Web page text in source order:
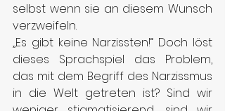
selbst wenn sie an diesem Wunsch
verzweifeln.
„Es gibt keine Narzissten!“ Doch löst
dieses Sprachspiel das Problem,
das mit dem Begriff des Narzissmus
in die Welt getreten ist? Sind wir